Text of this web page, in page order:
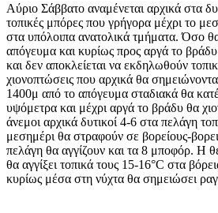
Αύριο Σάββατο αναμένεται αρχικά στα
τοπικές μπόρες που γρήγορα μέχρι το
στα υπόλοιπα ανατολικά τμήματα. Όσο
απόγευμα και κυρίως προς αργά το
και δεν αποκλείεται να εκδηλωθούν
χιονοπτώσεις που αρχικά θα
1400μ από το απόγευμα σταδιακά θα
υψόμετρα και μέχρι αργά το βράδυ θα
άνεμοι αρχικά δυτικοί 4-6 στα πελάγη
μεσημέρι θα στραφούν σε βορείους-
πελάγη θα αγγίζουν και τα 8 μποφόρ. Η
θα αγγίξει τοπικά τους 15-16°C στα
κυρίως μέσα στη νύχτα θα σημειώσει